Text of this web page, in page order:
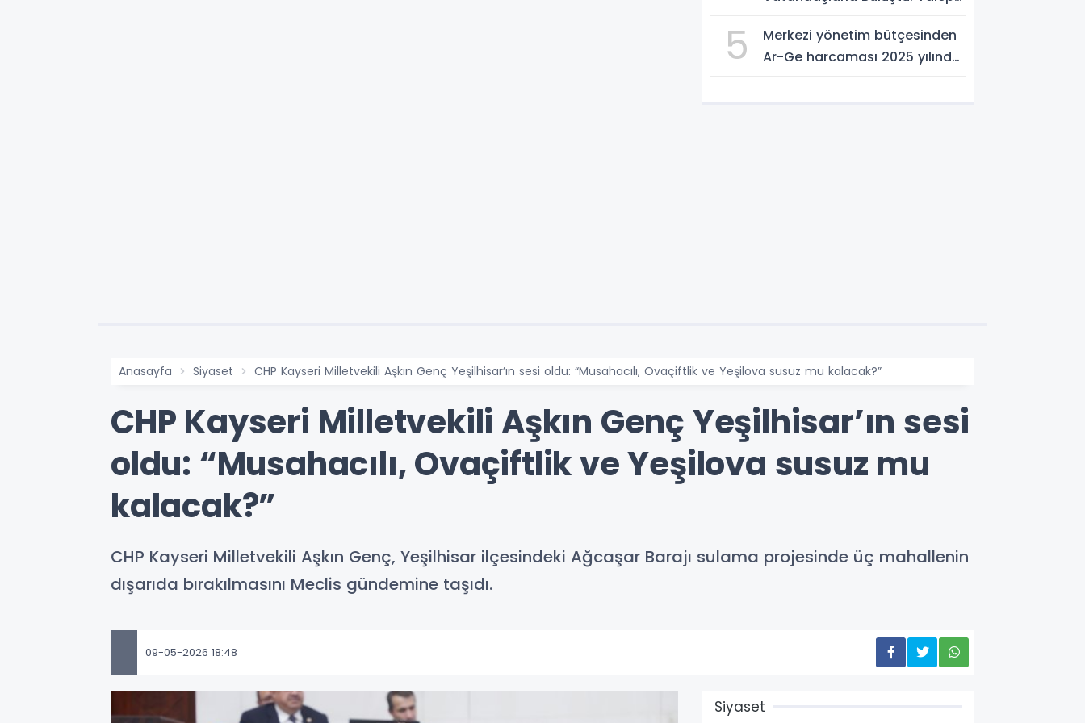
5
Merkezi yönetim bütçesinden
Ar-Ge harcaması 2025 yılında
Anasayfa Siyaset CHP Kayseri Milletvekili Aşkın Genç Yeşilhisar’ın sesi oldu: “Musahacılı, Ovaçiftlik ve Yeşilova susuz mu kalacak?”
CHP Kayseri Milletvekili Aşkın Genç Yeşilhisar’ın sesi
oldu: “Musahacılı, Ovaçiftlik ve Yeşilova susuz mu
kalacak?”
CHP Kayseri Milletvekili Aşkın Genç, Yeşilhisar ilçesindeki Ağcaşar Barajı sulama projesinde üç mahallenin
dışarıda bırakılmasını Meclis gündemine taşıdı.
09-05-2026 18:48
Siyaset